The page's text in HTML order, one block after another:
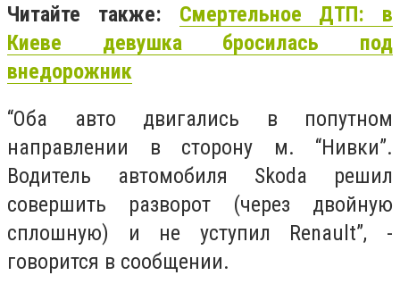
Читайте также: Смертельное ДТП: в
Киеве девушка бросилась под
внедорожник
“Оба авто двигались в попутном
направлении в сторону м. “Нивки”.
Водитель автомобиля Skoda решил
совершить разворот (через двойную
сплошную) и не уступил Renault”, -
говорится в сообщении.